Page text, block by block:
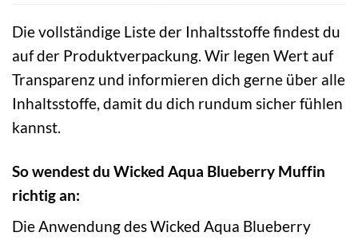
Die vollständige Liste der Inhaltsstoffe findest du
auf der Produktverpackung. Wir legen Wert auf
Transparenz und informieren dich gerne über alle
Inhaltsstoffe, damit du dich rundum sicher fühlen
kannst.
So wendest du Wicked Aqua Blueberry Muffin
richtig an:
Die Anwendung des Wicked Aqua Blueberry